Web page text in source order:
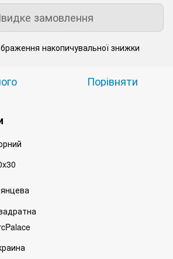
замовлення
накопичувальної знижки
Порівняти